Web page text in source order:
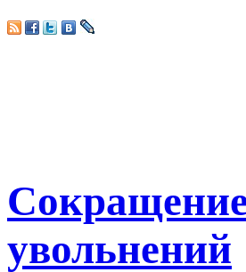
Сокращение
увольнений